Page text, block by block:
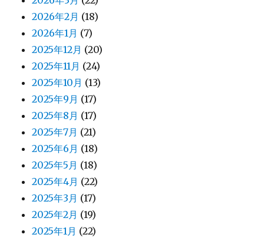
2026年2月 (18)
2026年1月 (7)
2025年12月 (20)
2025年11月 (24)
2025年10月 (13)
2025年9月 (17)
2025年8月 (17)
2025年7月 (21)
2025年6月 (18)
2025年5月 (18)
2025年4月 (22)
2025年3月 (17)
2025年2月 (19)
2025年1月 (22)